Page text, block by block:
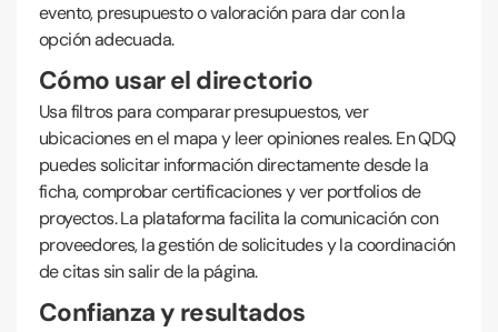
evento, presupuesto o valoración para dar con la
opción adecuada.
Cómo usar el directorio
Usa filtros para comparar presupuestos, ver
ubicaciones en el mapa y leer opiniones reales. En QDQ
puedes solicitar información directamente desde la
ficha, comprobar certificaciones y ver portfolios de
proyectos. La plataforma facilita la comunicación con
proveedores, la gestión de solicitudes y la coordinación
de citas sin salir de la página.
Confianza y resultados